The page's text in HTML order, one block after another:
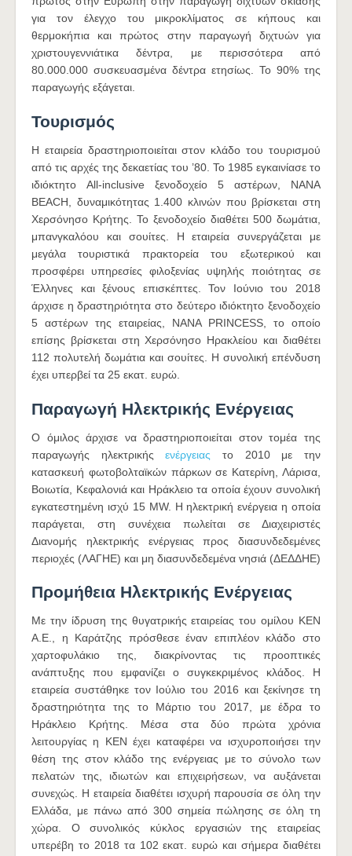
για τον έλεγχο του μικροκλίματος σε κήπους και
θερμοκήπια και πρώτος στην παραγωγή διχτυών για
χριστουγεννιάτικα δέντρα, με περισσότερα από
80.000.000 συσκευασμένα δέντρα ετησίως. Το 90% της
παραγωγής εξάγεται.
Τουρισμός
Η εταιρεία δραστηριοποιείται στον κλάδο του τουρισμού
από τις αρχές της δεκαετίας του ’80. Το 1985 εγκαινίασε το
ιδιόκτητο All-inclusive ξενοδοχείο 5 αστέρων, NANA
BEACH, δυναμικότητας 1.400 κλινών που βρίσκεται στη
Χερσόνησο Κρήτης. Το ξενοδοχείο διαθέτει 500 δωμάτια,
μπανγκαλόου και σουίτες. Η εταιρεία συνεργάζεται με
μεγάλα τουριστικά πρακτορεία του εξωτερικού και
προσφέρει υπηρεσίες φιλοξενίας υψηλής ποιότητας σε
Έλληνες και ξένους επισκέπτες. Τον Ιούνιο του 2018
άρχισε η δραστηριότητα στο δεύτερο ιδιόκτητο ξενοδοχείο
5 αστέρων της εταιρείας, NANA PRINCESS, το οποίο
επίσης βρίσκεται στη Χερσόνησο Ηρακλείου και διαθέτει
112 πολυτελή δωμάτια και σουίτες. Η συνολική επένδυση
έχει υπερβεί τα 25 εκατ. ευρώ.
Παραγωγή Ηλεκτρικής Ενέργειας
Ο όμιλος άρχισε να δραστηριοποιείται στον τομέα της
παραγωγής ηλεκτρικήςενέργειας το 2010 με την
κατασκευή φωτοβολταϊκών πάρκων σε Κατερίνη, Λάρισα,
Βοιωτία, Κεφαλονιά και Ηράκλειο τα οποία έχουν συνολική
εγκατεστημένη ισχύ 15 MW. Η ηλεκτρική ενέργεια η οποία
παράγεται, στη συνέχεια πωλείται σε Διαχειριστές
Διανομής ηλεκτρικής ενέργειας προς διασυνδεδεμένες
περιοχές (ΛΑΓΗΕ) και μη διασυνδεδεμένα νησιά (ΔΕΔΔΗΕ)
Προμήθεια Ηλεκτρικής Ενέργειας
Με την ίδρυση της θυγατρικής εταιρείας του ομίλου ΚΕΝ
Α.Ε., η Καράτζης πρόσθεσε έναν επιπλέον κλάδο στο
χαρτοφυλάκιο της, διακρίνοντας τις προοπτικές
ανάπτυξης που εμφανίζει ο συγκεκριμένος κλάδος. Η
εταιρεία συστάθηκε τον Ιούλιο του 2016 και ξεκίνησε τη
δραστηριότητα της το Μάρτιο του 2017, με έδρα το
Ηράκλειο Κρήτης. Μέσα στα δύο πρώτα χρόνια
λειτουργίας η ΚΕΝ έχει καταφέρει να ισχυροποιήσει την
θέση της στον κλάδο της ενέργειας με το σύνολο των
πελατών της, ιδιωτών και επιχειρήσεων, να αυξάνεται
συνεχώς. Η εταιρεία διαθέτει ισχυρή παρουσία σε όλη την
Ελλάδα, με πάνω από 300 σημεία πώλησης σε όλη τη
χώρα. Ο συνολικός κύκλος εργασιών της εταιρείας
υπερέβη το 2018 τα 102 εκατ. ευρώ και σήμερα διαθέτει